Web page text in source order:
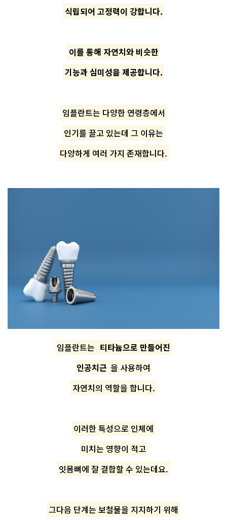
식립되어 고정력이 강합니다.
이를 통해 자연치와 비슷한
기능과 심미성을 제공합니다.
임플란트는 다양한 연령층에서
인기를 끌고 있는데 그 이유는
다양하게 여러 가지 존재합니다.
임플란트는 티타늄으로 만들어진
인공치근 을 사용하여
자연치의 역할을 합니다.
이러한 특성으로 인체에
미치는 영향이 적고
잇몸뼈에 잘 결합할 수 있는데요.
그다음 단계는 보철물을 지지하기 위해